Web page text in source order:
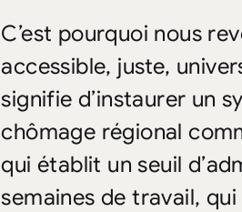
C’est pourquoi nous
accessible, juste,
signifie d’instaurer un
chômage régional
qui établit un seuil
semaines de travail,